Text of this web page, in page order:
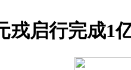
戎启行完成1